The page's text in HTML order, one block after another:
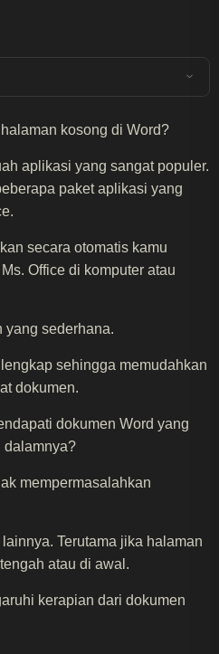
kosong di Word?
aplikasi yang sangat populer.
paket aplikasi yang
secara otomatis kamu
Office di komputer atau
yang sederhana.
sehingga memudahkan
dokumen.
dokumen Word yang
dalamnya?
mempermasalahkan
Terutama jika halaman
atau di awal.
kerapian dari dokumen